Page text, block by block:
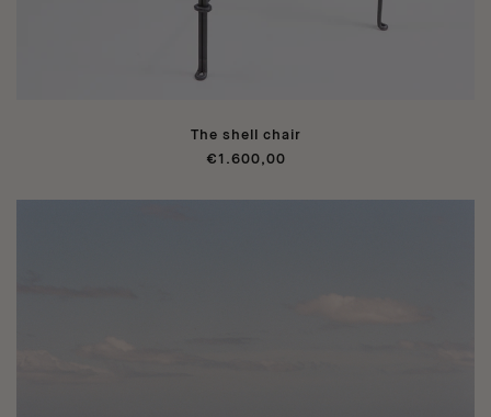
The shell chair
€1.600,00